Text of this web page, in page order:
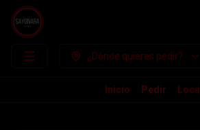
¿Dónde quieres pedir?
Inicio Pedir Local